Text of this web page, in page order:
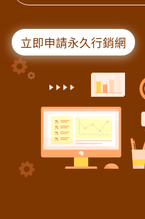
立即申請永久行銷網